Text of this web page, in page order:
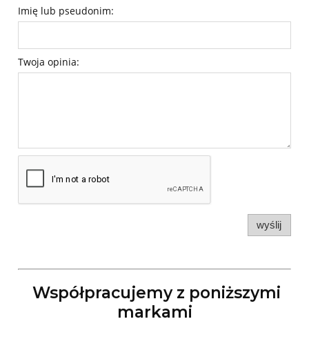
Imię lub pseudonim:
Twoja opinia:
wyślij
Współpracujemy z poniższymi
markami